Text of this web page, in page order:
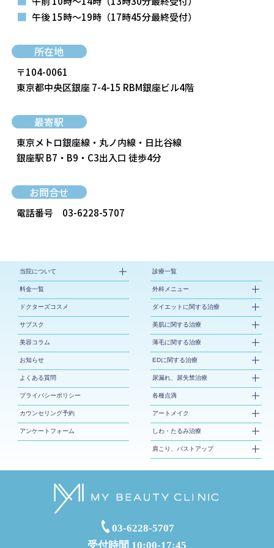
■ 午後 15時～19時 （17時45分最終受付）
所在地
〒104-0061
東京都中央区銀座 7-4-15 RBM銀座ビル4階
最寄駅
東京メトロ銀座線・丸ノ内線・日比谷線
銀座駅 B7・B9・C3出入口 徒歩4分
お問合せ
電話番号 03-6228-5707
当院について
料金一覧
ドクターズコスメ
サブスク
美容コラム
お知らせ
よくある質問
プライバシーポリシー
カウンセリング予約
アンケートフォーム
診療一覧
外科メニュー
ダイエットに関する治療
美肌に関する治療
薄毛に関する治療
EDに関する治療
尿漏れ、尿失禁治療
各種点滴
アートメイク
しわ・たるみ治療
肩こり、バストアップ
03-6228-5707
受付時間 10:00-17:45